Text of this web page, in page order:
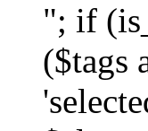
"; if
($tags